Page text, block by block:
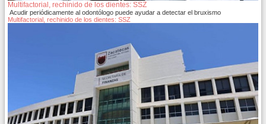
Multifactorial, rechinido de los dientes: SSZ
Acudir periódicamente al odontólogo puede ayudar a detectar el bruxismo
Multifactorial, rechinido de los dientes: SSZ